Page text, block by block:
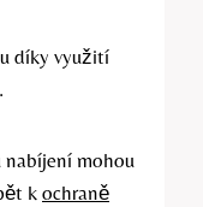
díky využití
nabíjení mohou
k ochraně